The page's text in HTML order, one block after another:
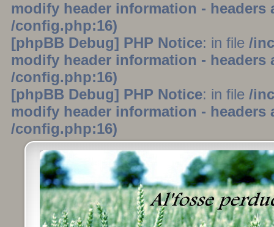
modify header information -
/config.php:16)
[phpBB Debug] PHP Notice: in file /
modify header information -
/config.php:16)
[phpBB Debug] PHP Notice: in file /
modify header information -
/config.php:16)